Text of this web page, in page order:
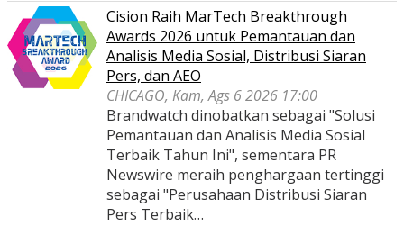
Cision Raih MarTech Breakthrough
Awards 2026 untuk Pemantauan dan
Analisis Media Sosial, Distribusi Siaran
Pers, dan AEO
CHICAGO, Kam, Ags 6 2026 17:00
Brandwatch dinobatkan sebagai "Solusi
Pemantauan dan Analisis Media Sosial
Terbaik Tahun Ini", sementara PR
Newswire meraih penghargaan tertinggi
sebagai "Perusahaan Distribusi Siaran
Pers Terbaik…